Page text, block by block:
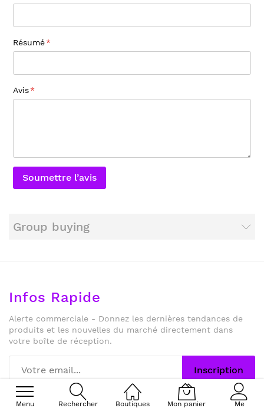
Menu Rechercher Boutiques Mon panier Me
Résumé
Avis
Soumettre l’avis
Group buying
Infos Rapide
Alerte commerciale - Donnez les dernières tendances de
produits et les nouvelles du marché directement dans
votre boîte de réception.
Inscription